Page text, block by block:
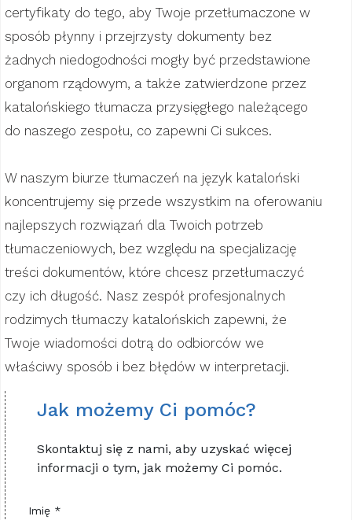
certyfikaty do tego, aby Twoje przetłumaczone w
sposób płynny i przejrzysty dokumenty bez
żadnych niedogodności mogły być przedstawione
organom rządowym, a także zatwierdzone przez
katalońskiego tłumacza przysięgłego należącego
do naszego zespołu, co zapewni Ci sukces.
W naszym biurze tłumaczeń na język kataloński
koncentrujemy się przede wszystkim na oferowaniu
najlepszych rozwiązań dla Twoich potrzeb
tłumaczeniowych, bez względu na specjalizację
treści dokumentów, które chcesz przetłumaczyć
czy ich długość. Nasz zespół profesjonalnych
rodzimych tłumaczy katalońskich zapewni, że
Twoje wiadomości dotrą do odbiorców we
właściwy sposób i bez błędów w interpretacji.
Jak możemy Ci pomóc?
Skontaktuj się z nami, aby uzyskać więcej
informacji o tym, jak możemy Ci pomóc.
Imię *